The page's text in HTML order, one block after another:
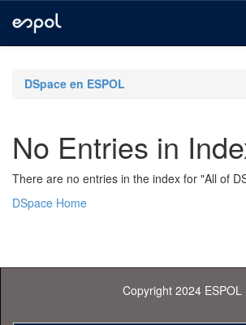
navigationDSpace en ESPOL
No Entries in
There are no entries in the index for "All of
DSpace Home
Copyright 2024 ESPOL